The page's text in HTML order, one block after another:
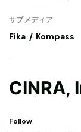
サブメディア
Fika Kompass
CINRA,
Follow